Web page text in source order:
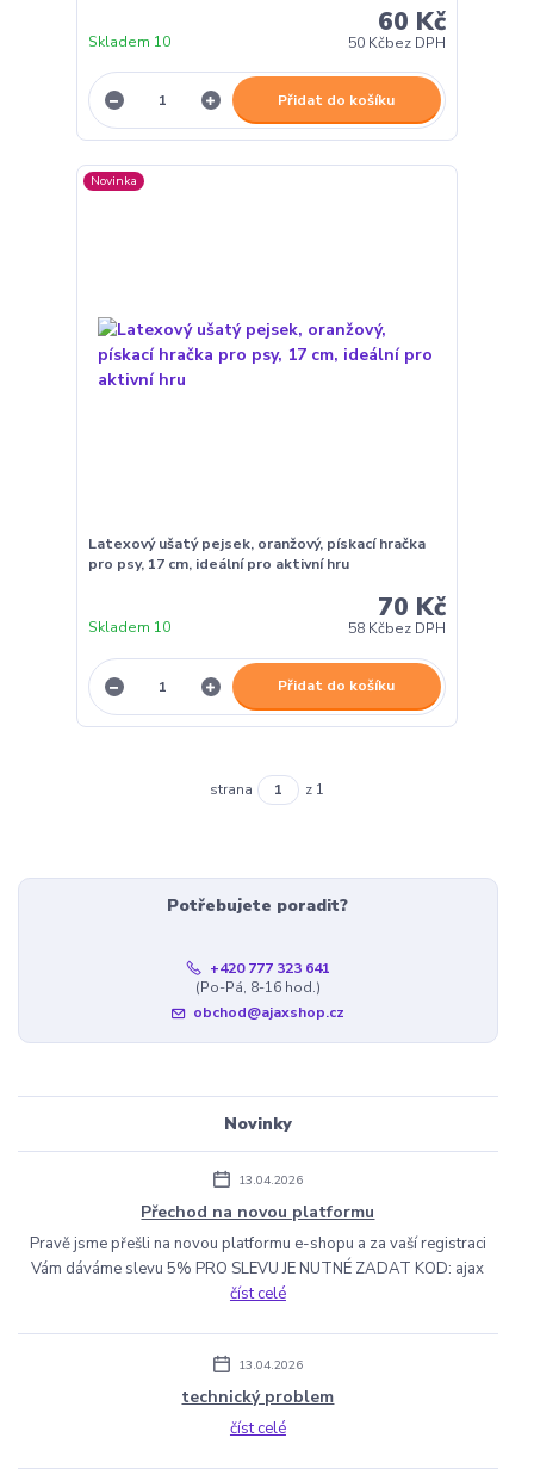
60 Kč
50 Kčbez DPH
Skladem 10
Přidat do košíku
Novinka
Latexový ušatý pejsek, oranžový, pískací hračka
pro psy, 17 cm, ideální pro aktivní hru
70 Kč
58 Kčbez DPH
Skladem 10
Přidat do košíku
strana z 1
Potřebujete poradit?
+420 777 323 641
(Po-Pá, 8-16 hod.)
obchod@ajaxshop.cz
Novinky
13.04.2026
Přechod na novou platformu
Pravě jsme přešli na novou platformu e-shopu a za vaší registraci
Vám dáváme slevu 5% PRO SLEVU JE NUTNÉ ZADAT KOD: ajax
číst celé
13.04.2026
technický problem
číst celé